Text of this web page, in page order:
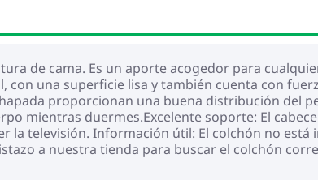
de cama. Es un aporte acogedor para
con una superficie lisa y también cuenta con
proporcionan una buena distribución del
mientras duermes.Excelente soporte: El
la televisión. Información útil: El colchón no
a nuestra tienda para buscar el colchón